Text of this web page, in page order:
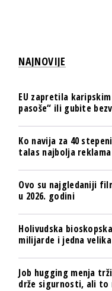
NAJNOVIJE
EU zapretila
pasoše“ ili gubite
Ko navija za 40
talas najbolja reklama
Ovo su najgledaniji
u 2026. godini
Holivudska
milijarde i jedna
Job hugging menja
drže sigurnosti, ali to